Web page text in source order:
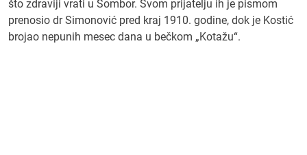
što zdraviji vrati u Sombor. Svom prijatelju ih je pismom
prenosio dr Simonović pred kraj 1910. godine, dok je Kostić
brojao nepunih mesec dana u bečkom „Kotažu“.